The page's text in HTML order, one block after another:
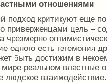
отношениями
подход критикуют еще
приверженцами цель –
чрезмерно
одного есть гегемония
быть достижим в
реальном властные
людское взаимодействие.